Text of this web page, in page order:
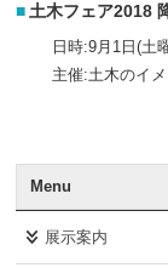
土木フェア2018
日時:9月1日(土
主催:土木のイ
Menu
展示案内